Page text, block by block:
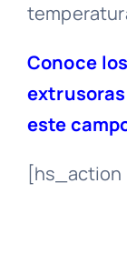
Conoce
este
[hs_action